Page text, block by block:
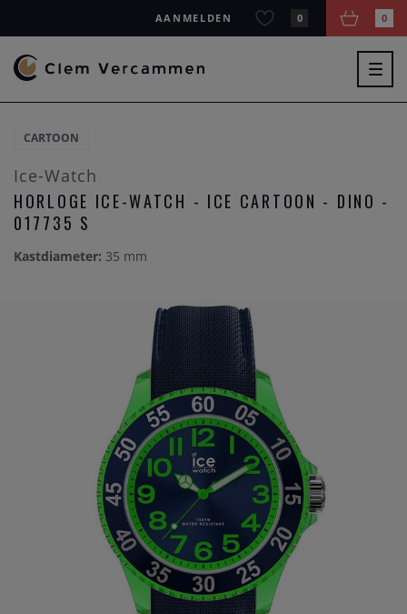
AANMELDEN 0 0
CARTOON
Ice-Watch
HORLOGE ICE-WATCH - ICE CARTOON - DINO -
017735 S
Kastdiameter: 35 mm